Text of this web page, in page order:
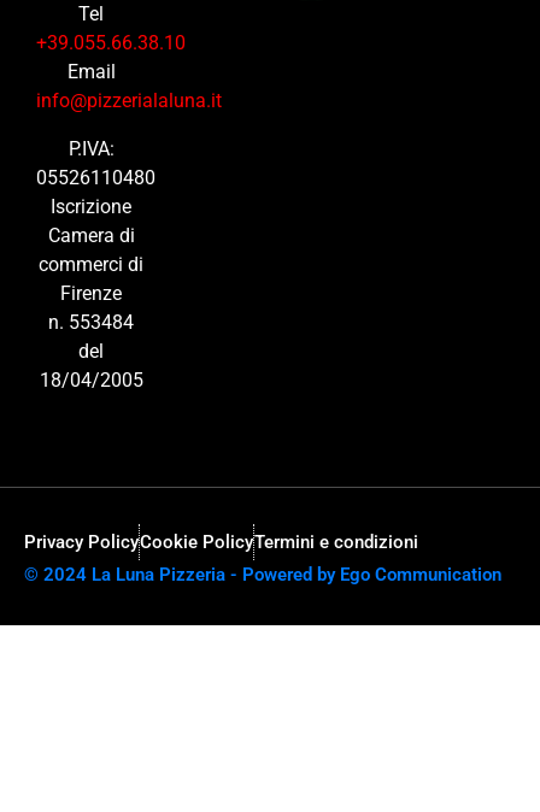
Tel
+39.055.66.38.10
Email
info@pizzerialaluna.it
P.IVA:
05526110480
Iscrizione
Camera di
commerci di
Firenze
n. 553484
del
18/04/2005
Privacy PolicyCookie PolicyTermini e condizioni
© 2024 La Luna Pizzeria - Powered by Ego Communication